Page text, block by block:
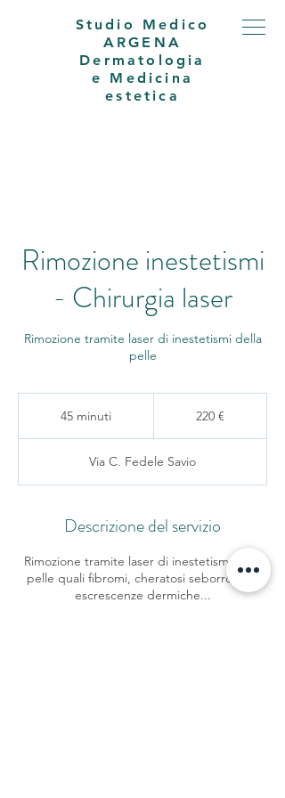
Studio Medico
ARGENA
Dermatologia
e Medicina
estetica
Rimozione inestetismi
- Chirurgia laser
Rimozione tramite laser di inestetismi della
pelle
45 minuti
i
n
t
i
220 €
Via C. Fedele Savio
Descrizione del servizio
Rimozione tramite laser di inestetismi della
pelle quali fibromi, cheratosi seborroiche,
escrescenze dermiche...